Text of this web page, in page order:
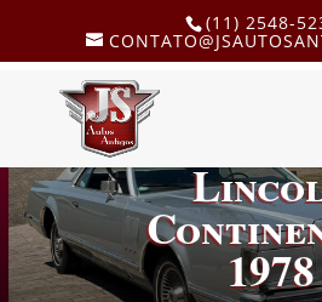
(11) 2548-
1978